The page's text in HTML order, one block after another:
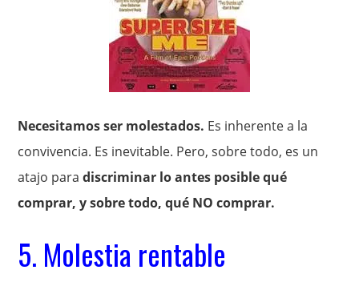
Necesitamos ser molestados. Es inherente a la
convivencia. Es inevitable. Pero, sobre todo, es un
atajo paradiscriminar lo antes posible qué
comprar, y sobre todo, qué NO comprar.
5. Molestia rentable